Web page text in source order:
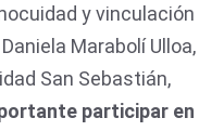
y vinculación
Marabolí Ulloa,
San Sebastián,
participar en